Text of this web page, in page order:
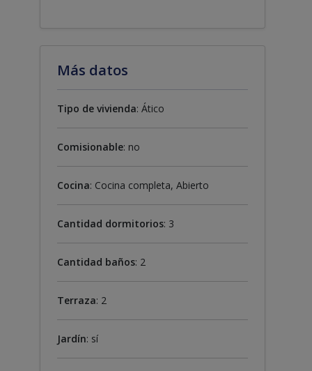
Más datos
Tipo de vivienda: Ático
Comisionable: no
Cocina: Cocina completa, Abierto
Cantidad dormitorios: 3
Cantidad baños: 2
Terraza: 2
Jardín: sí